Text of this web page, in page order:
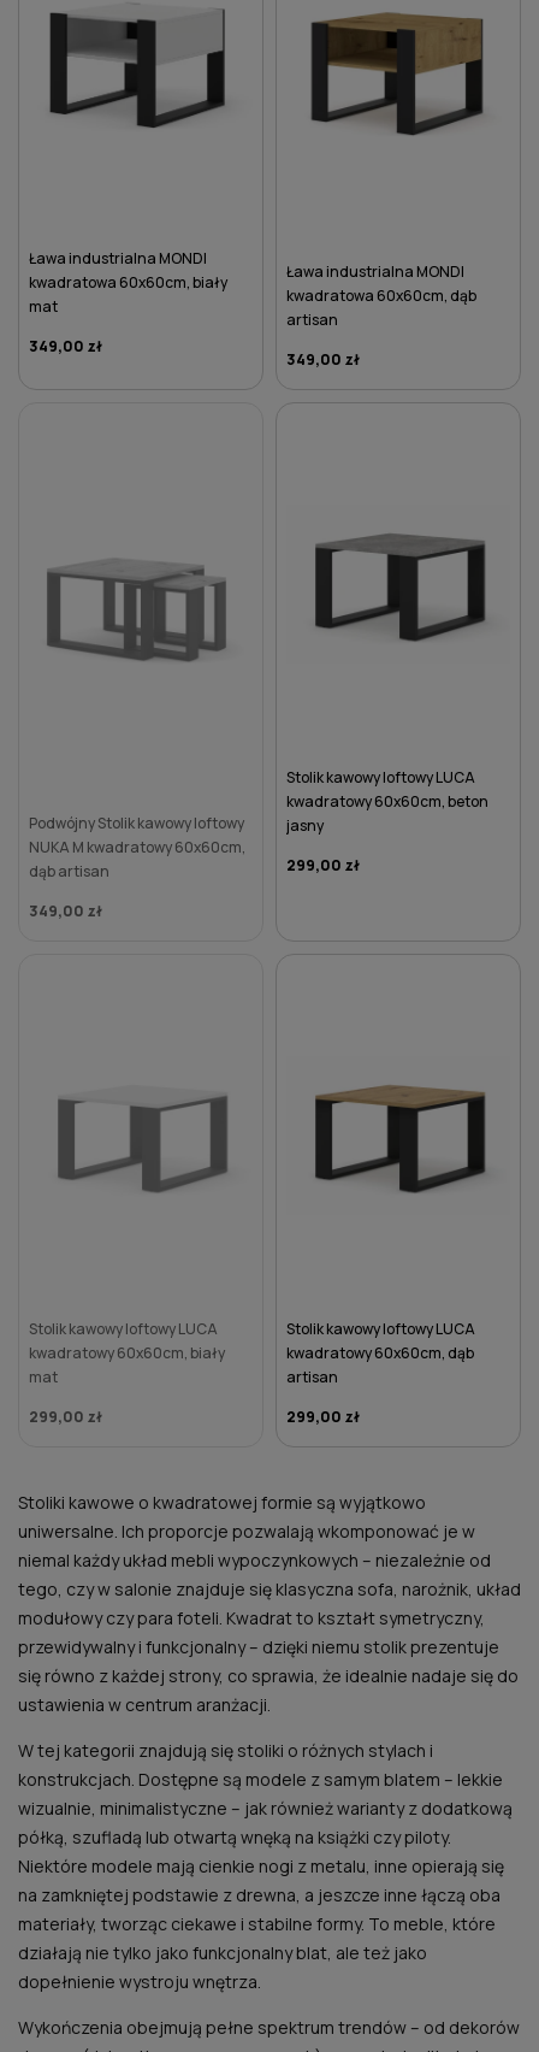
Ława industrialna MONDI
kwadratowa 60x60cm, biały
mat
349,00 zł
Ława industrialna MONDI
kwadratowa 60x60cm, dąb
artisan
349,00 zł
Podwójny Stolik kawowy loftowy
NUKA M kwadratowy 60x60cm,
dąb artisan
349,00 zł
Stolik kawowy loftowy LUCA
kwadratowy 60x60cm, beton
jasny
299,00 zł
Stolik kawowy loftowy LUCA
kwadratowy 60x60cm, biały
mat
299,00 zł
Stolik kawowy loftowy LUCA
kwadratowy 60x60cm, dąb
artisan
299,00 zł
Stoliki kawowe o kwadratowej formie są wyjątkowo
uniwersalne. Ich proporcje pozwalają wkomponować je w
niemal każdy układ mebli wypoczynkowych – niezależnie od
tego, czy w salonie znajduje się klasyczna sofa, narożnik, układ
modułowy czy para foteli. Kwadrat to kształt symetryczny,
przewidywalny i funkcjonalny – dzięki niemu stolik prezentuje
się równo z każdej strony, co sprawia, że idealnie nadaje się do
ustawienia w centrum aranżacji.
W tej kategorii znajdują się stoliki o różnych stylach i
konstrukcjach. Dostępne są modele z samym blatem – lekkie
wizualnie, minimalistyczne – jak również warianty z dodatkową
półką, szufladą lub otwartą wnęką na książki czy piloty.
Niektóre modele mają cienkie nogi z metalu, inne opierają się
na zamkniętej podstawie z drewna, a jeszcze inne łączą oba
materiały, tworząc ciekawe i stabilne formy. To meble, które
działają nie tylko jako funkcjonalny blat, ale też jako
dopełnienie wystroju wnętrza.
Wykończenia obejmują pełne spektrum trendów – od dekorów